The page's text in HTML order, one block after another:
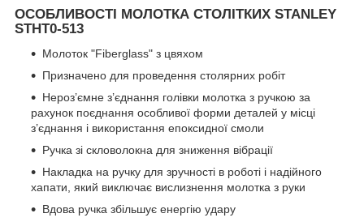
ОСОБЛИВОСТІ МОЛОТКА СТОЛІТКИХ STANLEY
STHT0-513
Молоток "Fiberglass" з цвяхом
Призначено для проведення столярних робіт
Нероз’ємне з’єднання голівки молотка з ручкою за
рахунок поєднання особливої форми деталей у місці
з’єднання і використання епоксидної смоли
Ручка зі скловолокна для зниження вібрації
Накладка на ручку для зручності в роботі і надійного
хапати, який виключає вислизнення молотка з руки
Вдова ручка збільшує енергію удару